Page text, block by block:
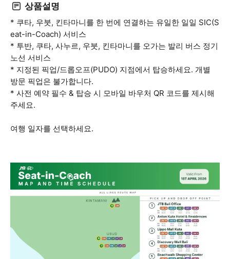
상품설명
* 쿠타, 우붓, 킨타마니를 한 번에 연결하는 유일한 일일 SIC(S
eat-in-Coach) 서비스
* 투반, 쿠타, 사누르, 우붓, 킨타마니를 오가는 발리 버스 정기
노선 서비스
* 지정된 픽업/드롭오프(PUDO) 지점에서 탑승하세요. 개별
방문 픽업은 불가합니다.
* 사전 예약 필수 & 탑승 시 모바일 바우처 QR 코드를 제시해
주세요.
여행 일자를 선택하세요.